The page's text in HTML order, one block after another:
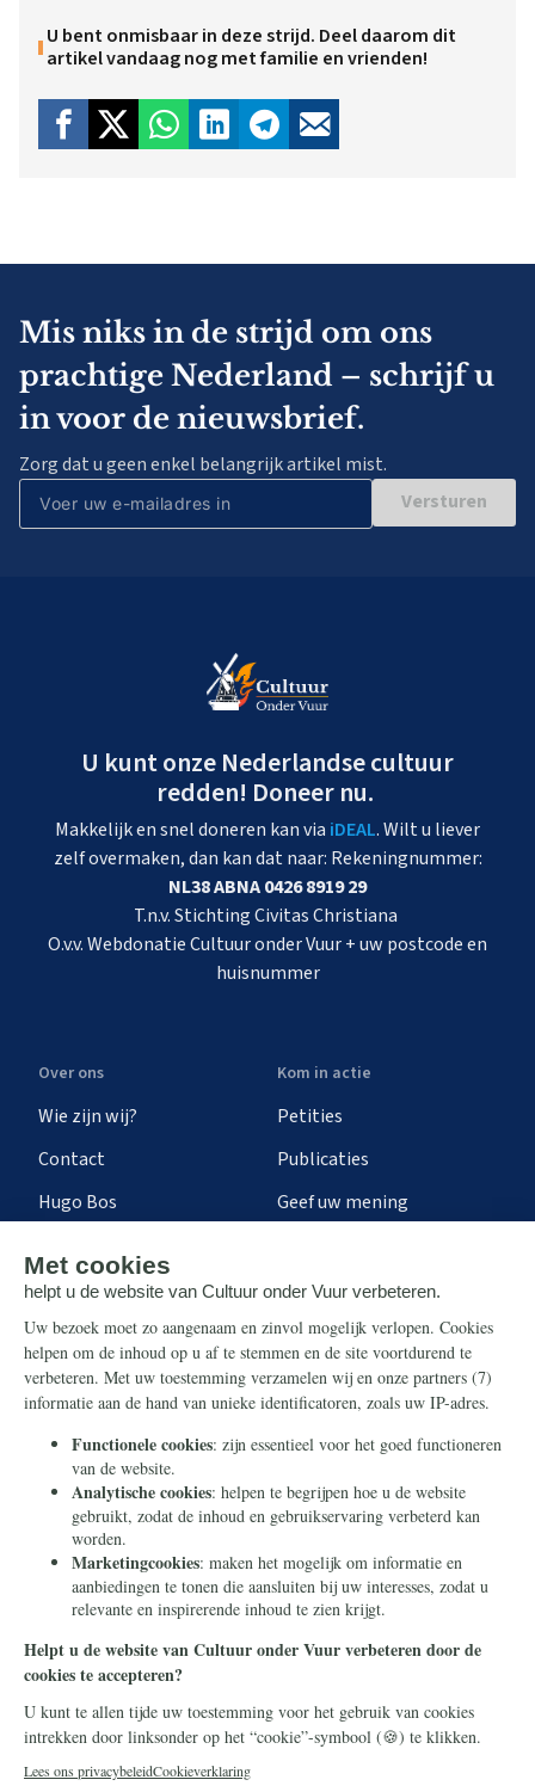
U bent onmisbaar in deze strijd. Deel daarom dit
artikel vandaag nog met familie en vrienden!
Mis niks in de strijd om ons
prachtige Nederland – schrijf u
in voor de nieuwsbrief.
Zorg dat u geen enkel belangrijk artikel mist.
Versturen
U kunt onze Nederlandse cultuur
redden! Doneer nu.
Makkelijk en snel doneren kan via iDEAL. Wilt u liever
zelf overmaken, dan kan dat naar: Rekeningnummer:
NL38 ABNA 0426 8919 29
T.n.v. Stichting Civitas Christiana
O.v.v. Webdonatie Cultuur onder Vuur + uw postcode en
huisnummer
Over ons
Wie zijn wij?
Contact
Hugo Bos
Kom in actie
Petities
Publicaties
Geef uw mening
Steun ons
Nieuwsbrief
Eenmalig
Maandelijks
Periodiek
Nalaten
Zelf overschrijven
Info
Contact
Ontvang onze Telegram-
berichten
© 2026 Stichting Civitas Christiana
Cookieverklaring
Privacy